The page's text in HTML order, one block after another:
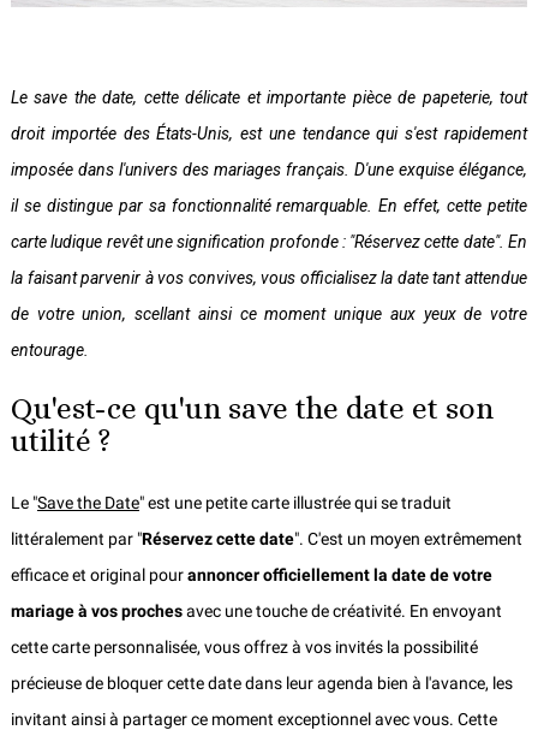
Le save the date, cette délicate et importante pièce de papeterie, tout
droit importée des États-Unis, est une tendance qui s'est rapidement
imposée dans l'univers des mariages français. D'une exquise élégance,
il se distingue par sa fonctionnalité remarquable. En effet, cette petite
carte ludique revêt une signification profonde : "Réservez cette date". En
la faisant parvenir à vos convives, vous officialisez la date tant attendue
de votre union, scellant ainsi ce moment unique aux yeux de votre
entourage.
Qu'est-ce qu'un save the date et son
utilité ?
Le "Save the Date" est une petite carte illustrée qui se traduit
littéralement par "Réservez cette date". C'est un moyen extrêmement
efficace et original pourannoncer officiellement la date de votre
mariageà vos prochesavec une touche de créativité. En envoyant
cette carte personnalisée, vous offrez à vos invités la possibilité
précieuse de bloquer cette date dans leur agenda bien à l'avance, les
invitant ainsi à partager ce moment exceptionnel avec vous. Cette